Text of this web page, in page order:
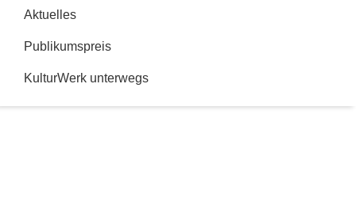
Aktuelles
Publikumspreis
KulturWerk unterwegs